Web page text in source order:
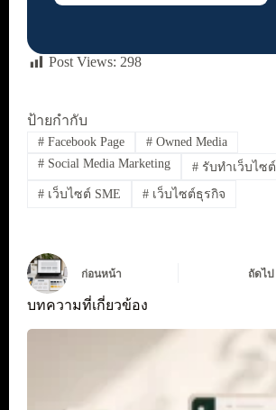
Post Views: 298
ป้ายกำกับ
#Facebook Page #Owned Media
#Social Media Marketing #รับทำเว็บไซต์
#เว็บไซต์ SME #เว็บไซต์ธุรกิจ
ก่อนหน้า ถัดไป
บทความที่เกี่ยวข้อง